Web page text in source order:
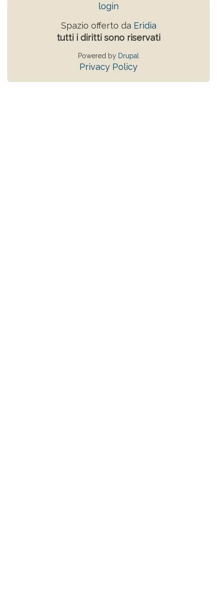
login
Spazio offerto da Eridia
tutti i diritti sono riservati
Powered by Drupal
Privacy Policy